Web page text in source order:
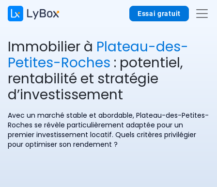
Essai gratuit
Immobilier à Plateau-des-
Petites-Roches : potentiel,
rentabilité et stratégie
d’investissement
Avec un marché stable et abordable, Plateau-des-Petites-
Roches se révèle particulièrement adaptée pour un
premier investissement locatif. Quels critères privilégier
pour optimiser son rendement ?